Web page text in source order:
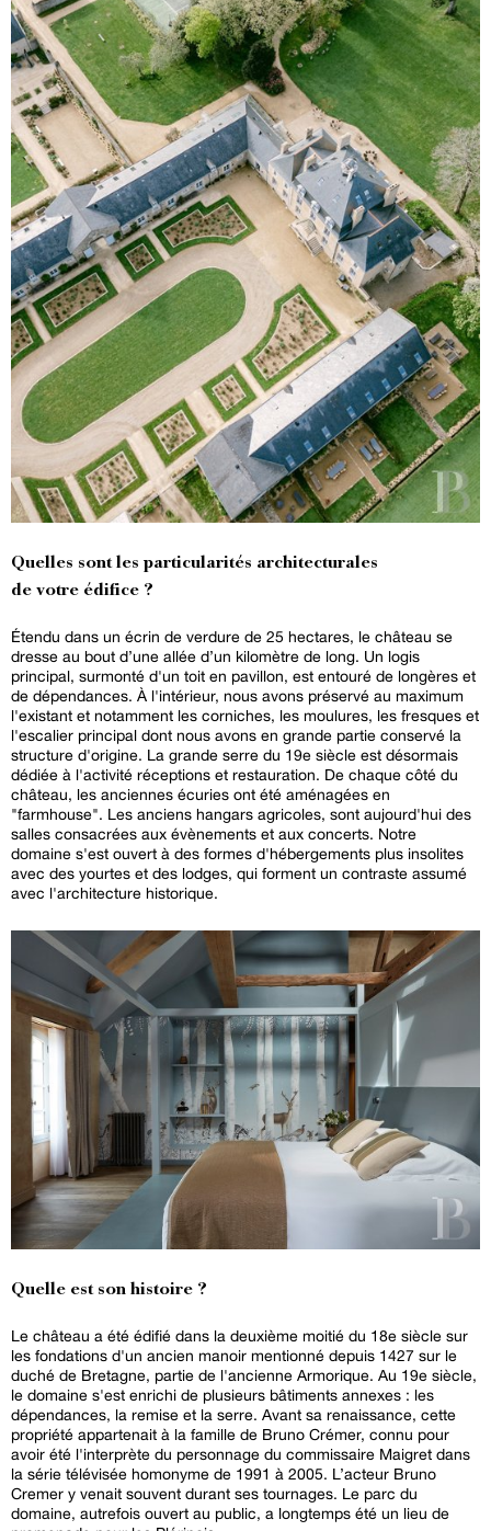
Quelles sont les particularités architecturales
de votre édifice ?
Étendu dans un écrin de verdure de 25 hectares, le château se
dresse au bout d’une allée d’un kilomètre de long. Un logis
principal, surmonté d'un toit en pavillon, est entouré de longères et
de dépendances. À l'intérieur, nous avons préservé au maximum
l'existant et notamment les corniches, les moulures, les fresques et
l'escalier principal dont nous avons en grande partie conservé la
structure d'origine. La grande serre du 19e siècle est désormais
dédiée à l'activité réceptions et restauration. De chaque côté du
château, les anciennes écuries ont été aménagées en
"farmhouse". Les anciens hangars agricoles, sont aujourd'hui des
salles consacrées aux évènements et aux concerts. Notre
domaine s'est ouvert à des formes d'hébergements plus insolites
avec des yourtes et des lodges, qui forment un contraste assumé
avec l'architecture historique.
Quelle est son histoire ?
Le château a été édifié dans la deuxième moitié du 18e siècle sur
les fondations d'un ancien manoir mentionné depuis 1427 sur le
duché de Bretagne, partie de l'ancienne Armorique. Au 19e siècle,
le domaine s'est enrichi de plusieurs bâtiments annexes : les
dépendances, la remise et la serre. Avant sa renaissance, cette
propriété appartenait à la famille de Bruno Crémer, connu pour
avoir été l'interprète du personnage du commissaire Maigret dans
la série télévisée homonyme de 1991 à 2005. L’acteur Bruno
Cremer y venait souvent durant ses tournages. Le parc du
domaine, autrefois ouvert au public, a longtemps été un lieu de